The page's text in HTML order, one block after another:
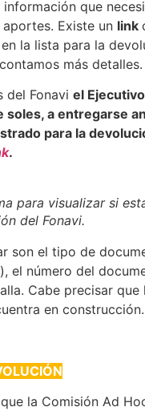
que
Existe un link
la lista para la
más detalles.
del Fonavi el
a entregarse
para la
.
para visualizar si
del Fonavi.
son el tipo de
el número del
Cabe precisar que
en construcción.
la Comisión Ad